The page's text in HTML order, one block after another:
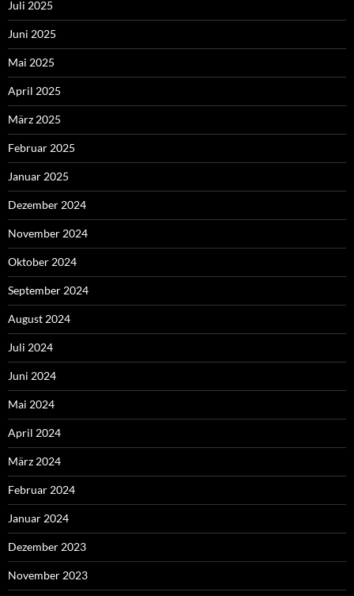
Juli 2025
Juni 2025
Mai 2025
April 2025
März 2025
Februar 2025
Januar 2025
Dezember 2024
November 2024
Oktober 2024
September 2024
August 2024
Juli 2024
Juni 2024
Mai 2024
April 2024
März 2024
Februar 2024
Januar 2024
Dezember 2023
November 2023